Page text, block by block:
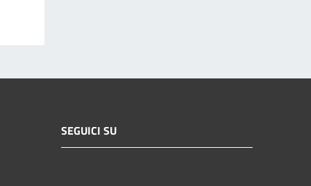
SEGUICI SU